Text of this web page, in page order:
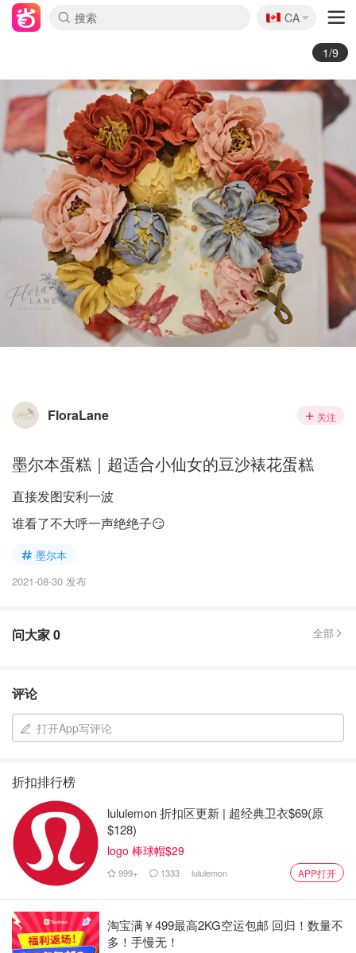
🇨🇦
CA
2/9
FloraLane 关注
墨尔本蛋糕｜超适合小仙女的豆沙裱花蛋糕
直接发图安利一波
谁看了不大呼一声绝绝子😏
墨尔本
2021-08-30 发布
问大家0 全部
评论
打开App写评论
折扣排行榜
lululemon 折扣区更新 | 超经典卫衣$69(原
$128)
logo 棒球帽$29
999+ 1333 lululemon APP打开
淘宝满￥499最高2KG空运包邮 回归！数量不
多！手慢无！